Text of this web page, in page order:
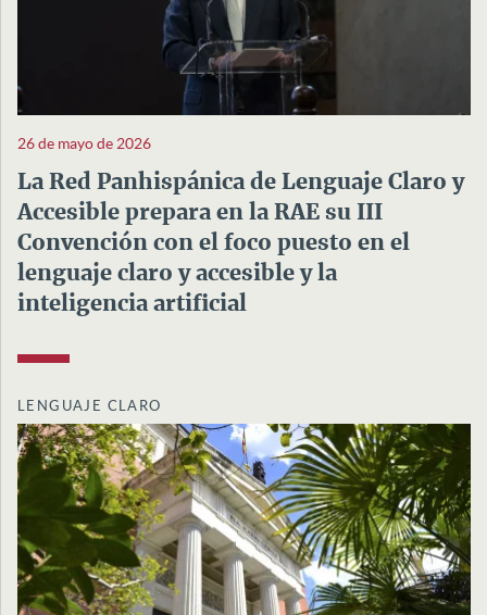
26 de mayo de 2026
La Red Panhispánica de Lenguaje Claro y
Accesible prepara en la RAE su III
Convención con el foco puesto en el
lenguaje claro y accesible y la
inteligencia artificial
LENGUAJE CLARO